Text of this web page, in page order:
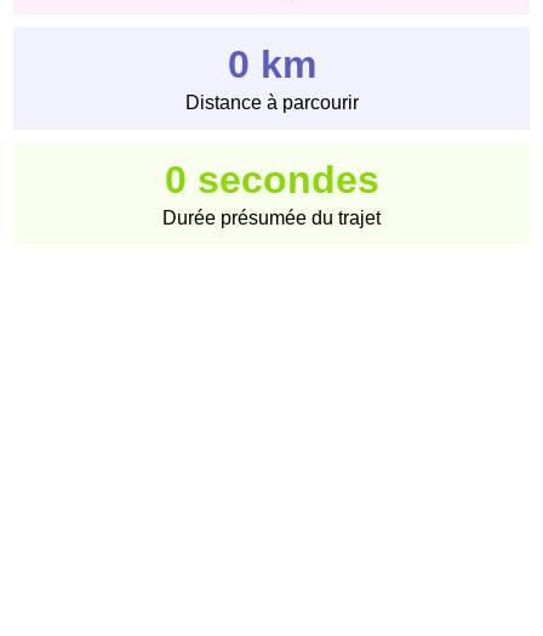
0 km
Distance à parcourir
0 secondes
Durée présumée du trajet